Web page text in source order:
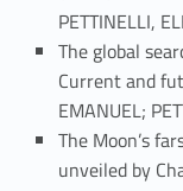
PETTINELLI,
The global
Current and
EMANUEL;
The Moon’s
unveiled by